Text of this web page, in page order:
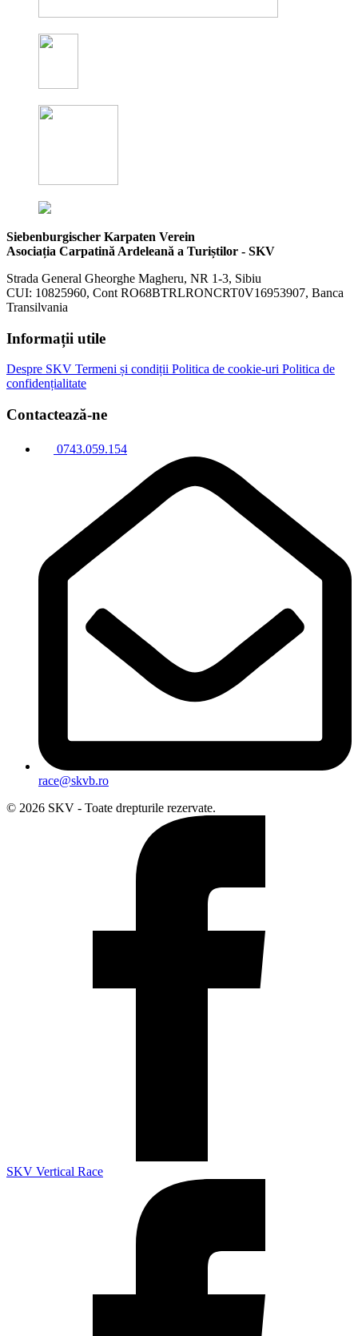
Siebenburgischer Karpaten Verein
Asociația Carpatină Ardeleană a Turiștilor - SKV
Strada General Gheorghe Magheru, NR 1-3, Sibiu
CUI: 10825960, Cont RO68BTRLRONCRT0V16953907, Banca
Transilvania
Informații utile
Despre SKV Termeni și condiții Politica de cookie-uri Politica de
confidențialitate
Contactează-ne
0743.059.154
race@skvb.ro
© 2026 SKV - Toate drepturile rezervate.
SKV Vertical Race